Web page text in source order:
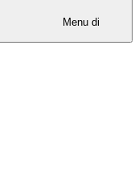
Menu di